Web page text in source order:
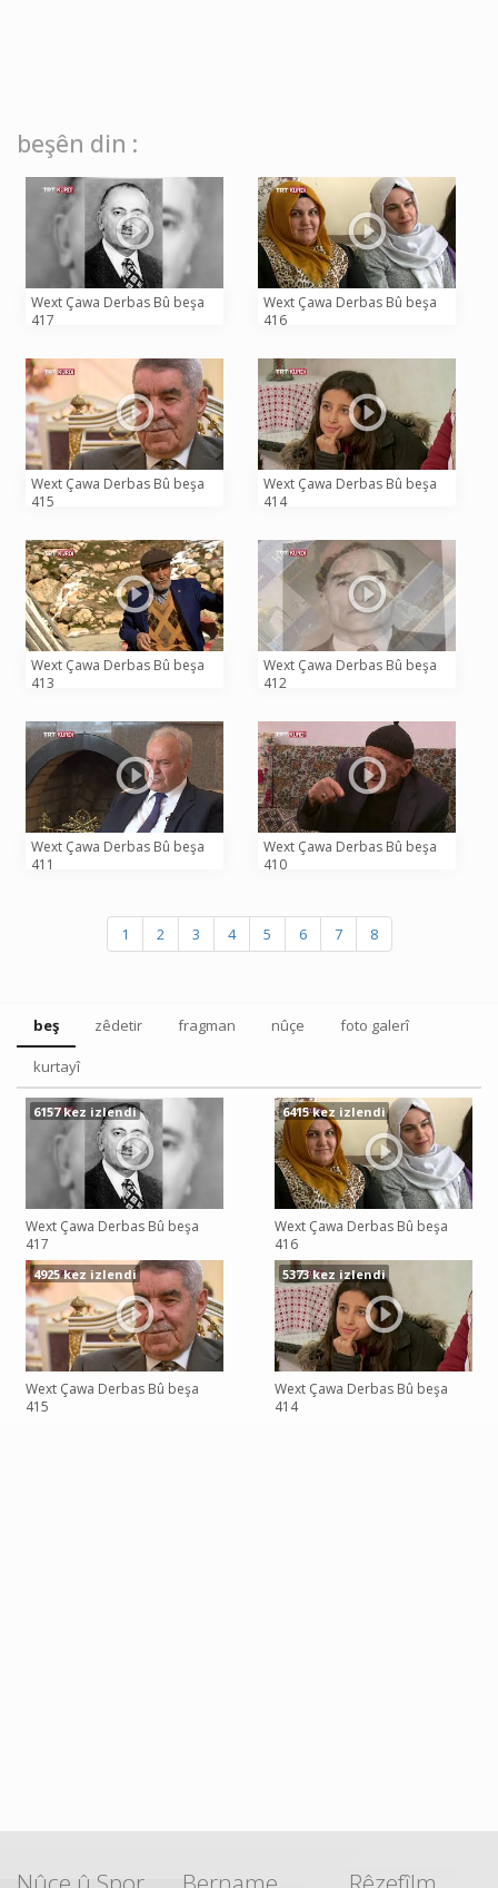
beşên din :
Wext Çawa Derbas Bû beşa
417
Wext Çawa Derbas Bû beşa
416
Wext Çawa Derbas Bû beşa
415
Wext Çawa Derbas Bû beşa
414
Wext Çawa Derbas Bû beşa
413
Wext Çawa Derbas Bû beşa
412
Wext Çawa Derbas Bû beşa
411
Wext Çawa Derbas Bû beşa
410
1 2 3 4 5 6 7 8
beş zêdetir fragman nûçe foto galerî
kurtayî
Wext Çawa Derbas Bû beşa
417
6157 kez izlendi
Wext Çawa Derbas Bû beşa
416
6415 kez izlendi
Wext Çawa Derbas Bû beşa
415
4925 kez izlendi
Wext Çawa Derbas Bû beşa
414
5373 kez izlendi